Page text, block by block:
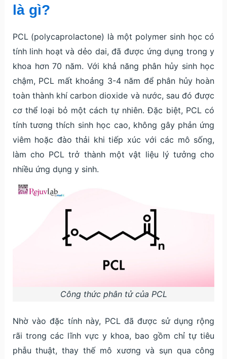
là gì?
PCL (polycaprolactone) là một polymer sinh học có
tính linh hoạt và dẻo dai, đã được ứng dụng trong y
khoa hơn 70 năm. Với khả năng phân hủy sinh học
chậm, PCL mất khoảng 3-4 năm để phân hủy hoàn
toàn thành khí carbon dioxide và nước, sau đó được
cơ thể loại bỏ một cách tự nhiên. Đặc biệt, PCL có
tính tương thích sinh học cao, không gây phản ứng
viêm hoặc đào thải khi tiếp xúc với các mô sống,
làm cho PCL trở thành một vật liệu lý tưởng cho
nhiều ứng dụng y sinh.
Công thức phân tử của PCL
Nhờ vào đặc tính này, PCL đã được sử dụng rộng
rãi trong các lĩnh vực y khoa, bao gồm chỉ tự tiêu
phẫu thuật, thay thế mô xương và sụn qua công